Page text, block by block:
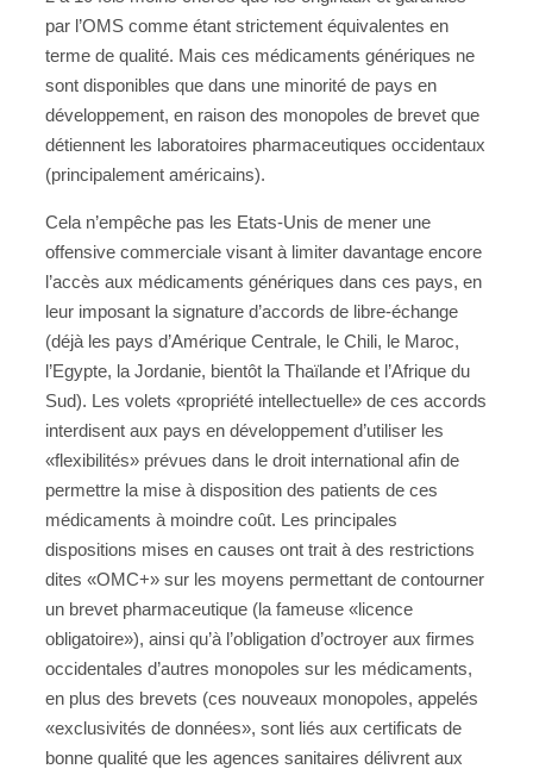
par l’OMS comme étant strictement équivalentes en
terme de qualité. Mais ces médicaments génériques ne
sont disponibles que dans une minorité de pays en
développement, en raison des monopoles de brevet que
détiennent les laboratoires pharmaceutiques occidentaux
(principalement américains).
Cela n’empêche pas les Etats-Unis de mener une
offensive commerciale visant à limiter davantage encore
l’accès aux médicaments génériques dans ces pays, en
leur imposant la signature d’accords de libre-échange
(déjà les pays d’Amérique Centrale, le Chili, le Maroc,
l’Egypte, la Jordanie, bientôt la Thaïlande et l’Afrique du
Sud). Les volets «propriété intellectuelle» de ces accords
interdisent aux pays en développement d’utiliser les
«flexibilités» prévues dans le droit international afin de
permettre la mise à disposition des patients de ces
médicaments à moindre coût. Les principales
dispositions mises en causes ont trait à des restrictions
dites «OMC+» sur les moyens permettant de contourner
un brevet pharmaceutique (la fameuse «licence
obligatoire»), ainsi qu’à l’obligation d’octroyer aux firmes
occidentales d’autres monopoles sur les médicaments,
en plus des brevets (ces nouveaux monopoles, appelés
«exclusivités de données», sont liés aux certificats de
bonne qualité que les agences sanitaires délivrent aux